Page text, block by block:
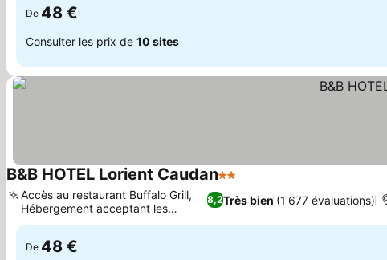
De 48 €
Consulter les prix de 10 sites
B&B HOTEL Lorient Caudan2 Étoiles
8,2Très bien (1 677 évaluations)
Accès au restaurant Buffalo Grill,
Hébergement acceptant les
animaux
De 48 €